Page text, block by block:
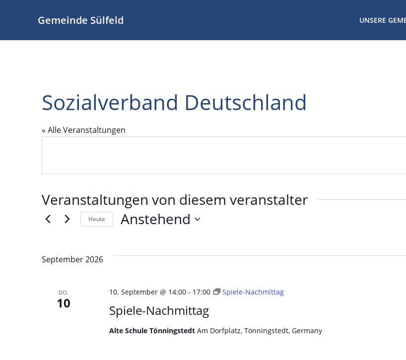
Gemeinde Sülfeld UNSERE
Sozialverband Deutschland
« Alle Veranstaltungen
Veranstaltungen von diesem veranstalter
Heute Anstehend
September 2026
DO.
10 Spiele-Nachmittag
10. September @ 14:00- 17:00 Spiele-Nachmittag
Alte Schule Tönningstedt Am Dorfplatz, Tönningstedt, Germany